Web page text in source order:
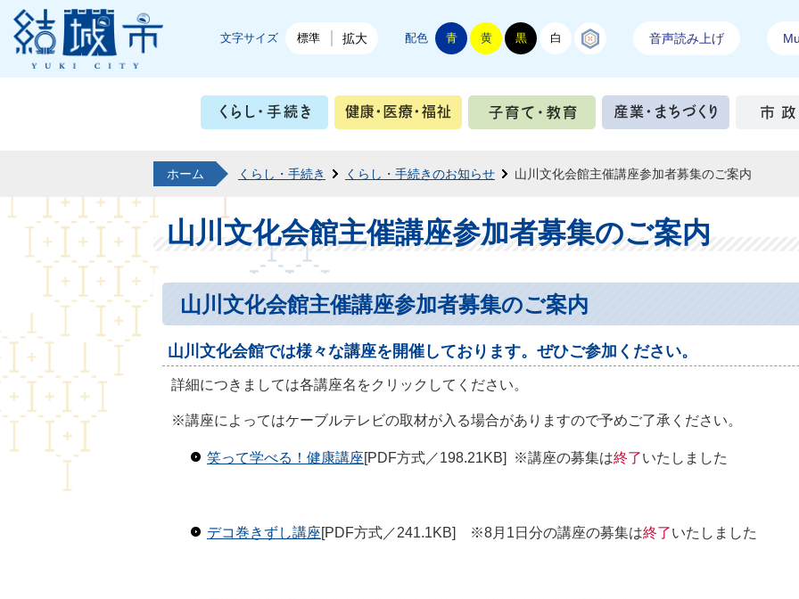
結城市公式ホームページ
文字サイズ 標準 拡大 配色 青 黄 黒 白 音声読み上げ
くらし・手続き 健康・医療・福祉 子育て・教育 産業・
ホーム くらし・手続き くらし・手続きのお知らせ 山川文化会館主催講座参加者募集のご案内
山川文化会館主催講座参加者募集のご案内
山川文化会館主催講座参加者募集のご案内
山川文化会館では様々な講座を開催しております。ぜひご参加ください。
詳細につきましては各講座名をクリックしてください。
※講座によってはケーブルテレビの取材が入る場合がありますので予めご了承ください。
笑って学べる！健康講座[PDF方式／198.21KB] ※講座の募集は終了いたしました
デコ巻きずし講座[PDF方式／241.1KB] ※8月1日分の講座の募集は終了いたしました